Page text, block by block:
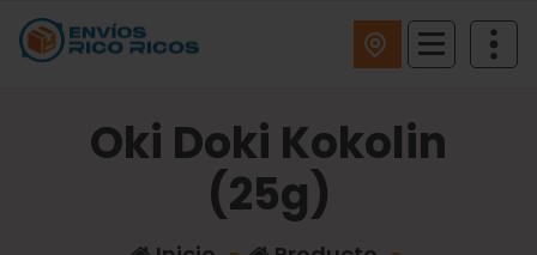
Oki Doki Kokolin
(25g)